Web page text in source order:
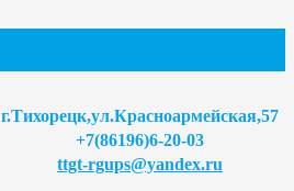
г.Тихорецк,ул.Красноармейская,57
+7(86196)6-20-03
ttgt-rgups@yandex.ru